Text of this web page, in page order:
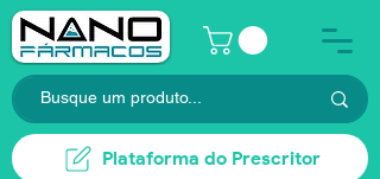
Plataforma do Prescritor